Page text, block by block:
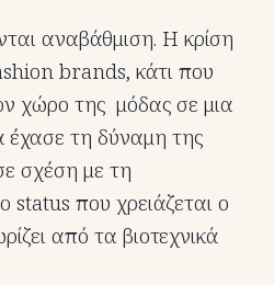
αναβάθμιση. Η κρίση
brands, κάτι που
χώρο της μόδας σε μια
έχασε τη δύναμη της
σχέση με τη
status που χρειάζεται ο
από τα βιοτεχνικά